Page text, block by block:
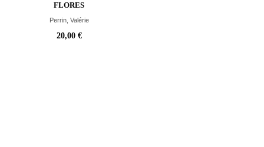
FLORES
Perrin, Valérie
20,00 €